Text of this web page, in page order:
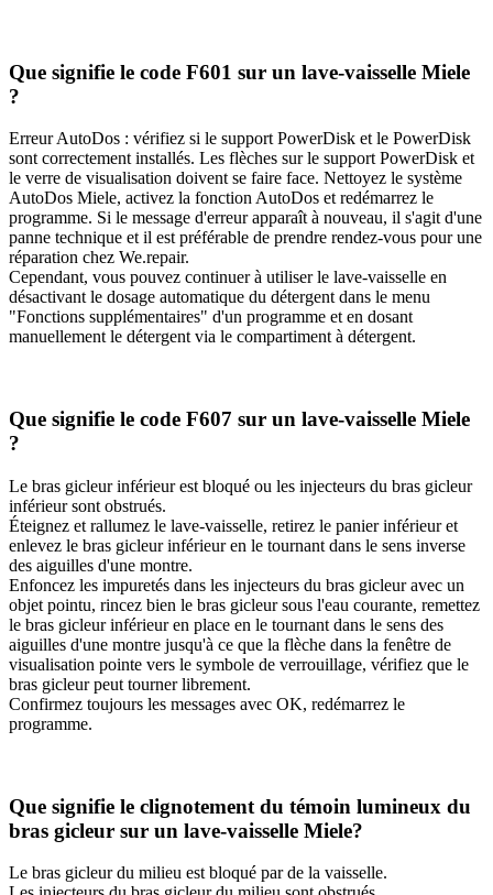
Que signifie le code F601 sur un lave-vaisselle Miele
?
Erreur AutoDos : vérifiez si le support PowerDisk et le PowerDisk
sont correctement installés. Les flèches sur le support PowerDisk et
le verre de visualisation doivent se faire face. Nettoyez le système
AutoDos Miele, activez la fonction AutoDos et redémarrez le
programme. Si le message d'erreur apparaît à nouveau, il s'agit d'une
panne technique et il est préférable de prendre rendez-vous pour une
réparation chez We.repair.
Cependant, vous pouvez continuer à utiliser le lave-vaisselle en
désactivant le dosage automatique du détergent dans le menu
"Fonctions supplémentaires" d'un programme et en dosant
manuellement le détergent via le compartiment à détergent.
Que signifie le code F607 sur un lave-vaisselle Miele
?
Le bras gicleur inférieur est bloqué ou les injecteurs du bras gicleur
inférieur sont obstrués.
Éteignez et rallumez le lave-vaisselle, retirez le panier inférieur et
enlevez le bras gicleur inférieur en le tournant dans le sens inverse
des aiguilles d'une montre.
Enfoncez les impuretés dans les injecteurs du bras gicleur avec un
objet pointu, rincez bien le bras gicleur sous l'eau courante, remettez
le bras gicleur inférieur en place en le tournant dans le sens des
aiguilles d'une montre jusqu'à ce que la flèche dans la fenêtre de
visualisation pointe vers le symbole de verrouillage, vérifiez que le
bras gicleur peut tourner librement.
Confirmez toujours les messages avec OK, redémarrez le
programme.
Que signifie le clignotement du témoin lumineux du
bras gicleur sur un lave-vaisselle Miele?
Le bras gicleur du milieu est bloqué par de la vaisselle.